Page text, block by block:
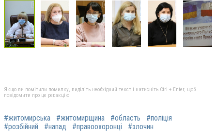
Якщо ви помітили помилку, виділіть необхідний текст і натисніть Ctrl + Enter, щоб
повідомити про це редакцію
#житомирська #житомирщина #область
#поліція
#розбійний
#напад #правоохоронці #злочин